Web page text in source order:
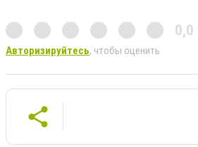
0,0
Авторизируйтесь, чтобы оценить